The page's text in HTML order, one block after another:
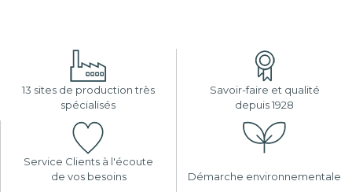
13 sites de production très
spécialisés
Savoir-faire et qualité
depuis 1928
Service Clients à l'écoute
de vos besoins
Démarche environnementale